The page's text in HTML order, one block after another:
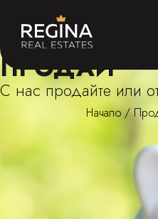
Начало/
ПРОДАЙ
С нас продайте или